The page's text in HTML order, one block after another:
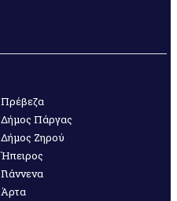
Πρέβεζα
Δήμος Πάργας
Δήμος Ζηρού
Ήπειρος
Γιάννενα
Άρτα